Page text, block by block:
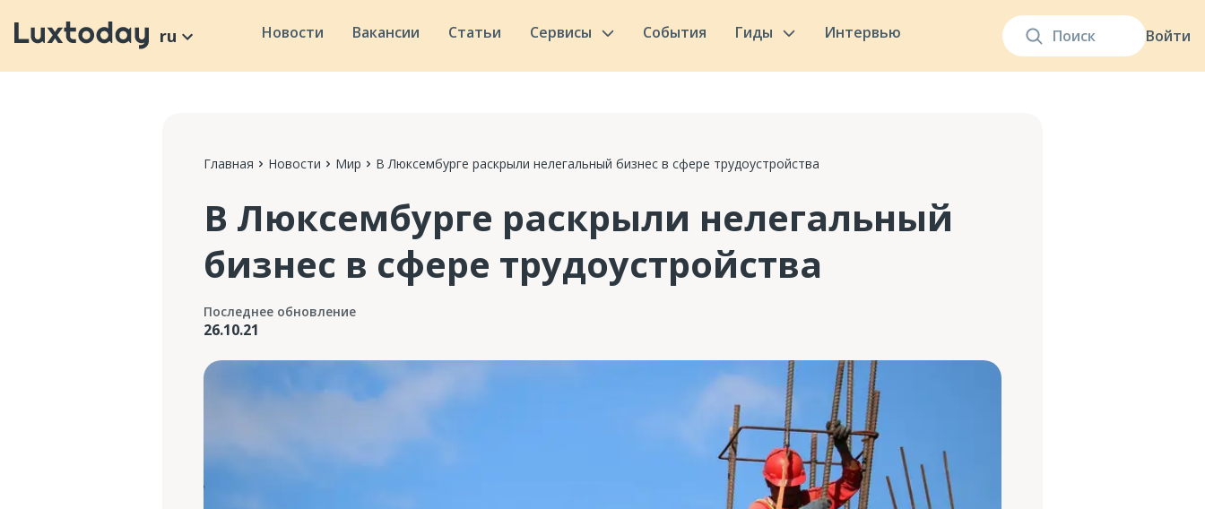
Войти
ru Новости Вакансии Статьи Сервисы События Гиды Интервью
Главная Новости Мир В Люксембурге раскрыли нелегальный бизнес в сфере трудоустройства
В Люксембурге раскрыли нелегальный
бизнес в сфере трудоустройства
Последнее обновление
26.10.21